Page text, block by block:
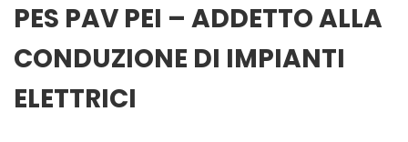
PES PAV PEI – ADDETTO ALLA
CONDUZIONE DI IMPIANTI
ELETTRICI